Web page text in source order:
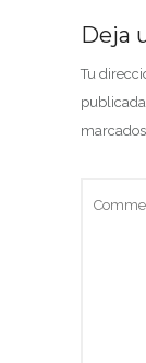
Deja
Tu
publicada.